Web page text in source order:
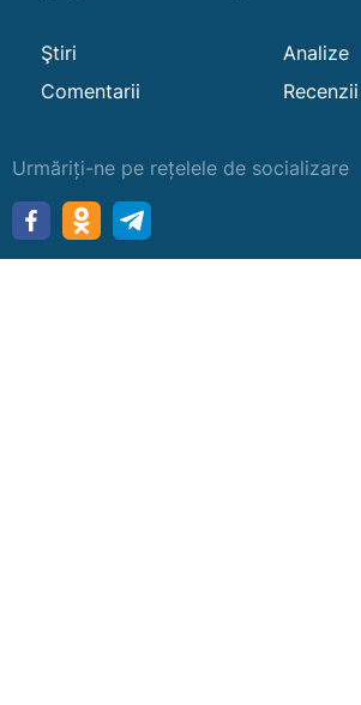
Ştiri
Analize
Comentarii
Recenzii
Urmăriți-ne pe rețelele de socializare